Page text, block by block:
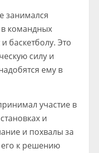
занимался
в командных
баскетболу. Это
силу и
ему в
участие в
и
и похвалы за
его к решению